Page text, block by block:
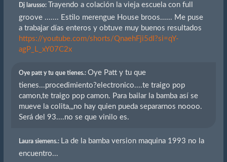
Dj larusso: Trayendo a colación la vieja escuela con full
groove ....... Estilo merengue House broos...... Me puse
a trabajar días enteros y obtuve muy buenos resultados
https://youtube.com/shorts/QnaehFji5dI?si=qY-
agP_L_xY07C2x
Oye patt y tu que tienes.: Oye Patt y tu que
tienes...procedimiento?electronico....te traigo pop
camon,te traigo pop camon. Para bailar la bamba así se
mueve la colita,,,no hay quien pueda separarnos noooo.
Será del 93....no se que vinilo es.
Laura siemens.: La de la bamba version maquina 1993 no la
encuentro...